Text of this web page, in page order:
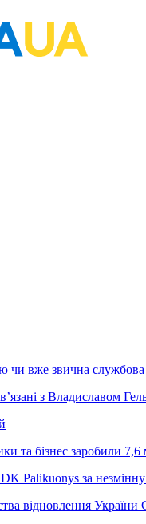
вже звична службова
з Владиславом
та бізнес заробили 7,6
Palikuonys за
відновлення України